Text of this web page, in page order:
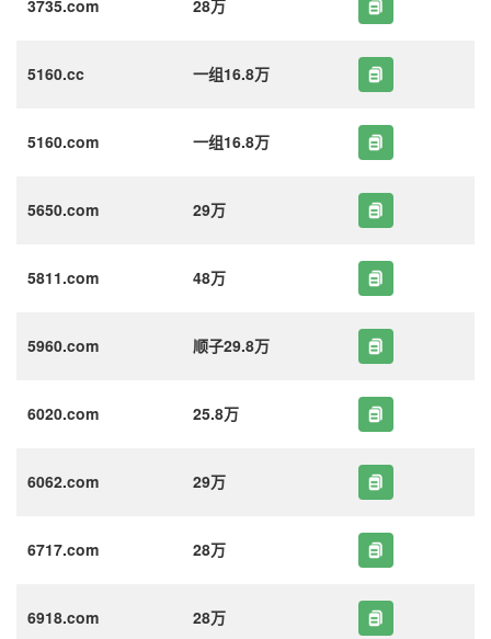
3735.com 28万
5160.cc 一组16.8万
5160.com 一组16.8万
5650.com 29万
5811.com 48万
5960.com 顺子29.8万
6020.com 25.8万
6062.com 29万
6717.com 28万
6918.com 28万